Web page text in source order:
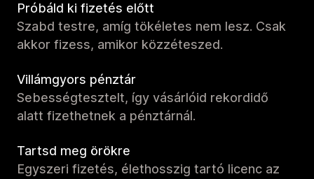
Próbáld ki fizetés előtt
Szabd testre, amíg tökéletes nem lesz. Csak
akkor fizess, amikor közzéteszed.
Villámgyors pénztár
Sebességtesztelt, így vásárlóid rekordidő
alatt fizethetnek a pénztárnál.
Tartsd meg örökre
Egyszeri fizetés, élethosszig tartó licenc az